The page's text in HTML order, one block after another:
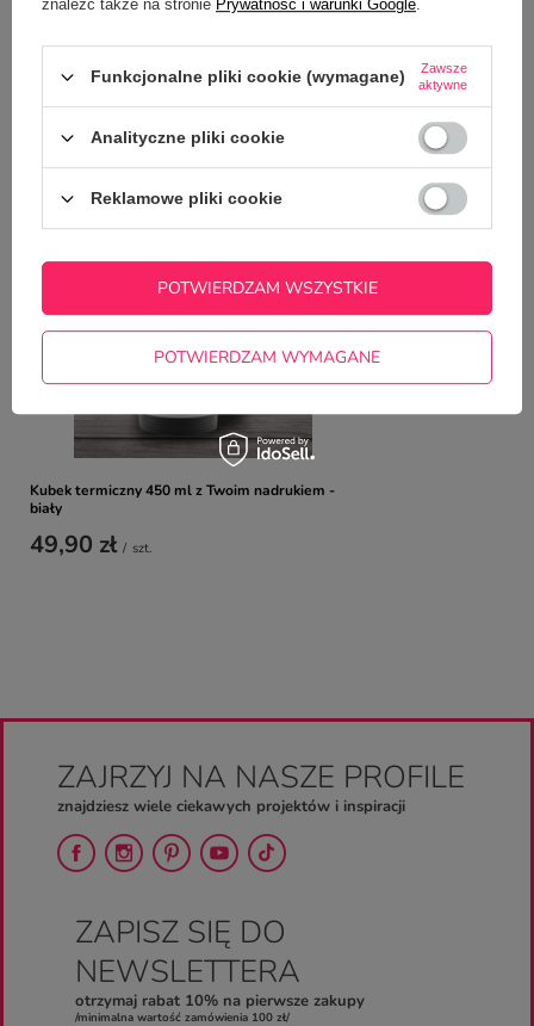
Zadaj pytanie a my odpowiemy
NAJCZĘŚCIEJ KUPOWANE Z
Kubek termiczny 450 ml z Twoim nadrukiem -
biały
49,90 zł / szt.
ZAJRZYJ NA NASZE PROFILE
znajdziesz wiele ciekawych projektów i inspiracji
ZAPISZ SIĘ DO
NEWSLETTERA
otrzymaj rabat 10% na pierwsze zakupy
/minimalna wartość zamówienia 100 zł/
znaleźć także na stronie Prywatność i warunki Google.
Funkcjonalne pliki cookie (wymagane)
Zawsze
aktywne
Analityczne pliki cookie
Reklamowe pliki cookie
POTWIERDZAM WYMAGANE
POTWIERDZAM WSZYSTKIE